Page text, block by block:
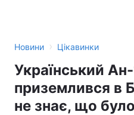
Новини › Цікавинки
Український
приземлився в
не знає, що